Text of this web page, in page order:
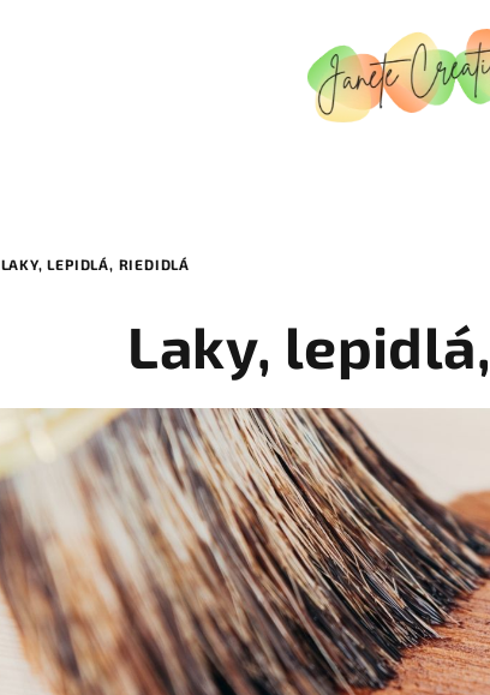
LAKY, LEPIDLÁ, RIEDIDLÁ
Laky,